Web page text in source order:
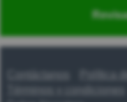
Українська